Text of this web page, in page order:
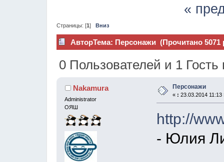
«
Страницы: [1] Вниз
АвторТема: Персонажи (Прочитано 5071
0 Пользователей и 1
Nakamura
Administrator
ОЯШ
Персонажи
« : 23.03.2014 11:13
http://
- Юлия